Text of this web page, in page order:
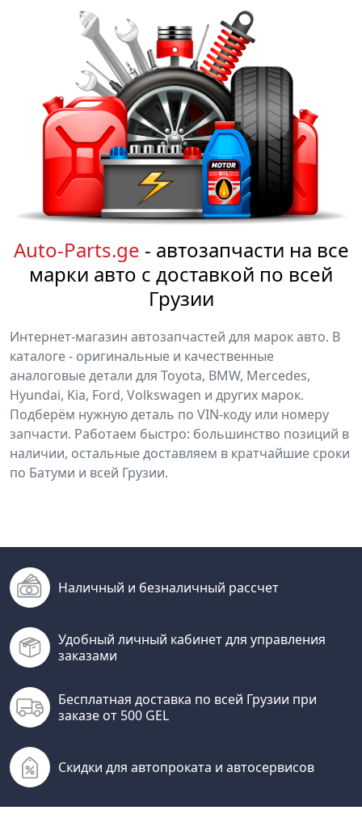
Auto-Parts.ge - автозапчасти на все
марки авто с доставкой по всей
Грузии
Интернет-магазин автозапчастей для марок авто. В
каталоге - оригинальные и качественные
аналоговые детали для Toyota, BMW, Mercedes,
Hyundai, Kia, Ford, Volkswagen и других марок.
Подберём нужную деталь по VIN-коду или номеру
запчасти. Работаем быстро: большинство позиций в
наличии, остальные доставляем в кратчайшие сроки
по Батуми и всей Грузии.
Наличный и безналичный рассчет
Удобный личный кабинет для управления
заказами
Бесплатная доставка по всей Грузии при
заказе от 500 GEL
Скидки для автопроката и автосервисов